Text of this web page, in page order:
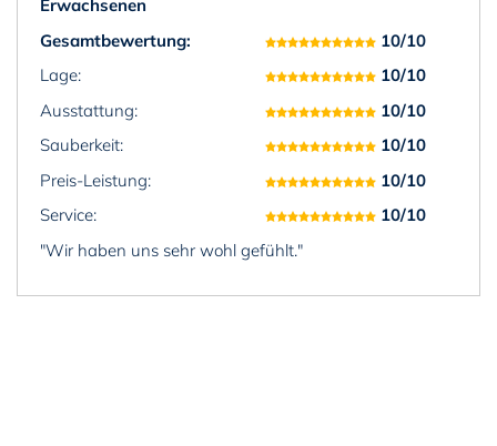
Erwachsenen
Gesamtbewertung:
10/10
Lage:
10/10
Ausstattung:
10/10
Sauberkeit:
10/10
Preis-Leistung:
10/10
Service:
10/10
"Wir haben uns sehr wohl gefühlt."